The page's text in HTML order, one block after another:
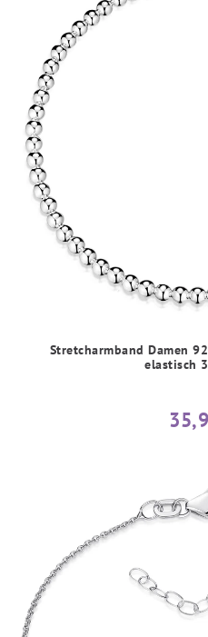
Stretcharmband Damen
elastisch